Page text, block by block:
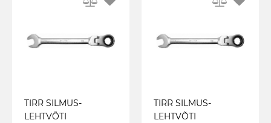
TIRR SILMUS-
LEHTVÕTI
TIRR SILMUS-
LEHTVÕTI